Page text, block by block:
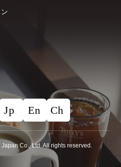
Co., Ltd. All rights reserved.